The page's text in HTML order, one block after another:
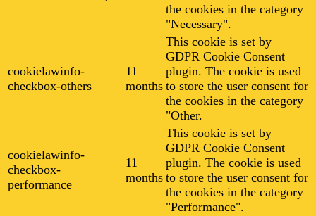
the cookies in the category
"Necessary".
cookielawinfo-
checkbox-others
11
months
This cookie is set by
GDPR Cookie Consent
plugin. The cookie is used
to store the user consent for
the cookies in the category
"Other.
cookielawinfo-
checkbox-
performance
11
months
This cookie is set by
GDPR Cookie Consent
plugin. The cookie is used
to store the user consent for
the cookies in the category
"Performance".